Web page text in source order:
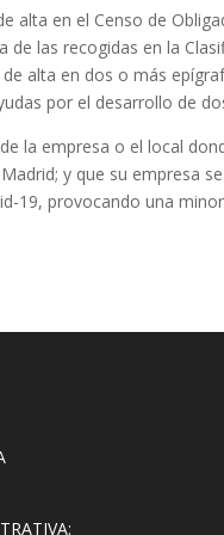
alta en el Censo de
de las recogidas en la
alta en dos o más
por el desarrollo de
la empresa o el local
y que su empresa
19, provocando una